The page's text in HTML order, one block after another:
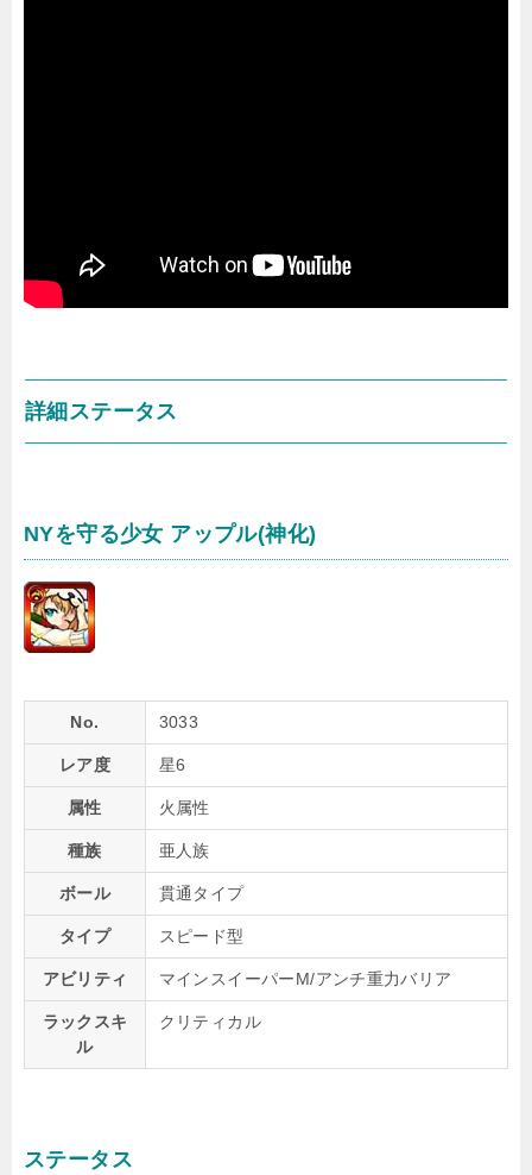
詳細ステータス
NYを守る少女 アップル(神化)
No. 3033
レア度 星6
属性 火属性
種族 亜人族
ボール 貫通タイプ
タイプ スピード型
アビリティ マインスイーパーM/アンチ重力バリア
ラックスキ
ル
クリティカル
ステータス